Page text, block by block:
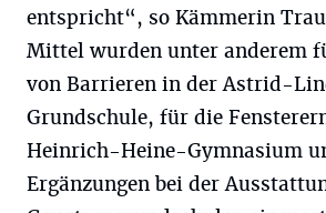
entspricht“, so Kämmerin
Mittel wurden unter anderem
von Barrieren in der Astrid-
Grundschule, für die
Heinrich-Heine-Gymnasium
Ergänzungen bei der